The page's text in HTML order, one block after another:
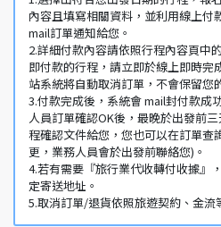
內容且填寫相關資料，並利用線上付
mail訂單通知給您。
2.詳細付款內容請依照行程內容頁中
即付款的行程，請立即於線上即時完
站系統將自動取消訂單，不會保留您
3.付款完成後，系統會 mail封付款成
人員訂單確認OK後，最晚於出發前
程確認文件給您，您也可以在訂單查
更，業務人員會於出發前聯絡您)。
4.若有需要『旅行業代收轉付收據』
定寄送地址。
5.取消訂單/退貨依照旅遊契約、金流